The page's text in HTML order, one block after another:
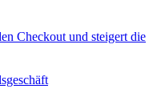
Checkout und steigert die